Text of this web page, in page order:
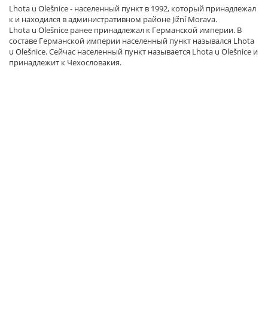
Lhota u Olešnice - населенный пункт в 1992, который принадлежал
к и находился в административном районе Jižní Morava.
Lhota u Olešnice ранее принадлежал к Германской империи. В
составе Германской империи населенный пункт назывался Lhota
u Olešnice. Сейчас населенный пункт называется Lhota u Olešnice и
принадлежит к Чехословакия.